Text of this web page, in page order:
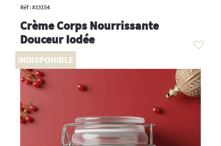
Réf : #33154
Crème Corps Nourrissante
Douceur Iodée
INDISPONIBLE